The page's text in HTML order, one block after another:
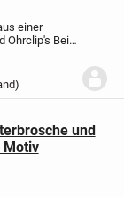
einer
Ohrclip's Bei
und
Motiv